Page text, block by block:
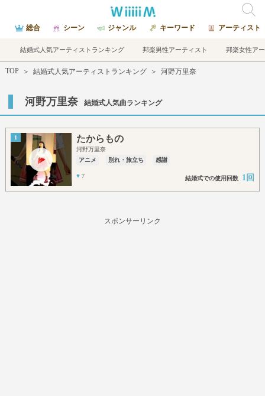
総合 シーン ジャンル キーワード アーティスト
結婚式人気アーティストランキング 邦楽男性アーティスト 邦楽女性ア
TOP ＞ 結婚式人気アーティストランキング ＞ 河野万里奈
河野万里奈 結婚式人気曲ランキング
1 たからもの
河野万里奈
アニメ
別れ・旅立ち 感謝
♥ 7 結婚式での使用回数 1回
スポンサーリンク